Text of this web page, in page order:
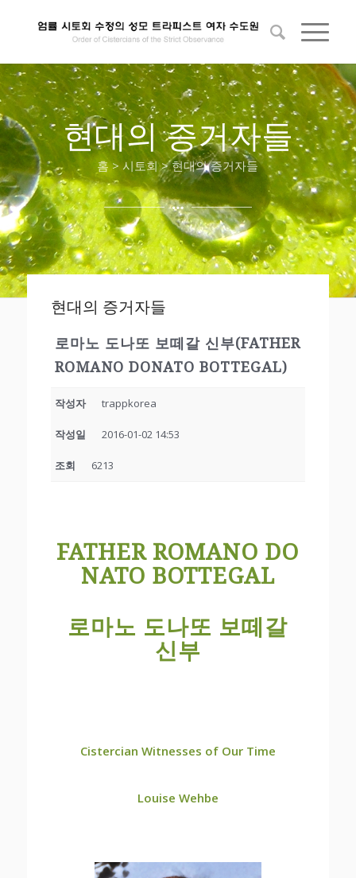
현대의 증거자들
홈 > 시토회 > 현대의 증거자들
현대의 증거자들
로마노 도나또 보떼갈 신부(FATHER
ROMANO DONATO BOTTEGAL)
작성자 trappkorea
작성일 2016-01-02 14:53
조회 6213
FATHER ROMANO DO
NATO BOTTEGAL
로마노 도나또 보떼갈
신부
Cistercian Witnesses of Our Time
Louise Wehbe